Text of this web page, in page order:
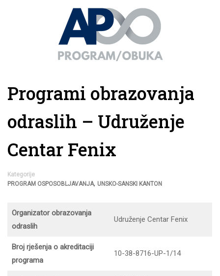
Programi obrazovanja
odraslih – Udruženje
Centar Fenix
Kategorije
PROGRAM OSPOSOBLJAVANJA, UNSKO-SANSKI KANTON
Organizator obrazovanja
odraslih
Udruženje Centar Fenix
Broj rješenja o akreditaciji
programa
10-38-8716-UP-1/14